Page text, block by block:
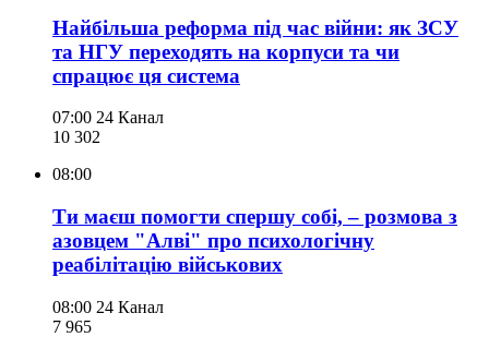
Найбільша реформа під час війни: як ЗСУ
та НГУ переходять на корпуси та чи
спрацює ця система
07:00 24 Канал
10 302
08:00
Ти маєш помогти спершу собі, – розмова з
азовцем "Алві" про психологічну
реабілітацію військових
08:00 24 Канал
7 965